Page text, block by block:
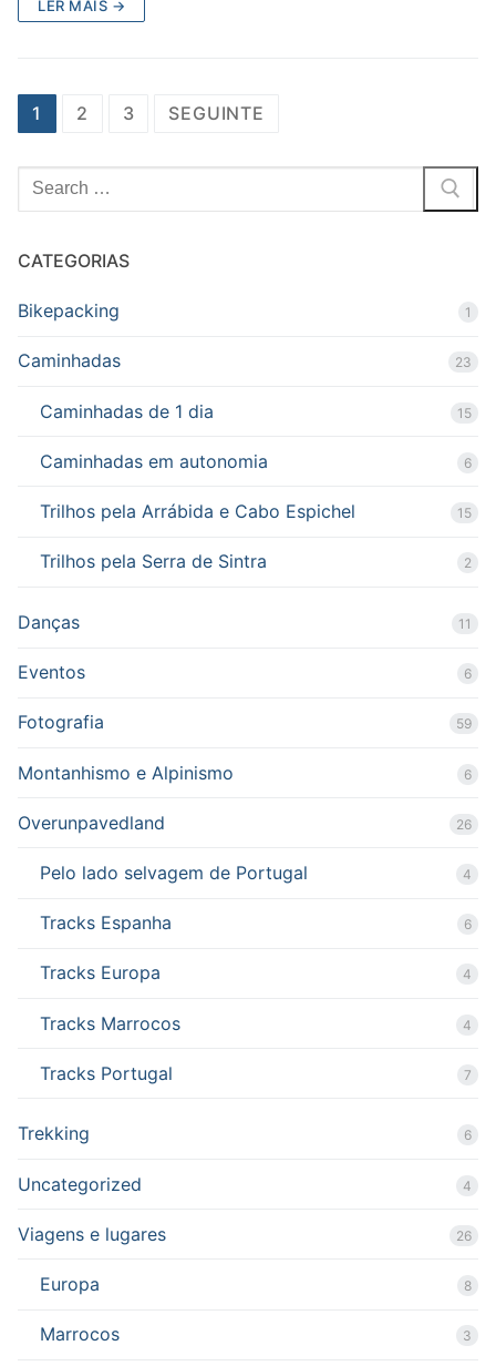
LER MAIS →
Paginação
conteúdos
1 2 3 SEGUINTE
Pesquisar
por:
CATEGORIAS
Bikepacking 1
Caminhadas 23
Caminhadas de 1 dia 15
Caminhadas em autonomia 6
Trilhos pela Arrábida e Cabo Espichel 15
Trilhos pela Serra de Sintra 2
Danças 11
Eventos 6
Fotografia 59
Montanhismo e Alpinismo 6
Overunpavedland 26
Pelo lado selvagem de Portugal 4
Tracks Espanha 6
Tracks Europa 4
Tracks Marrocos 4
Tracks Portugal 7
Trekking 6
Uncategorized 4
Viagens e lugares 26
Europa 8
Marrocos 3